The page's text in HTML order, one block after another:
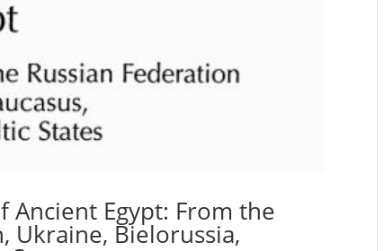
Ancient Egypt: From the
Ukraine, Bielorussia,